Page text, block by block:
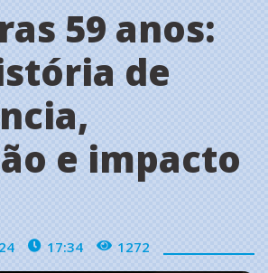
59 anos:
de
e impacto
17:34 1272